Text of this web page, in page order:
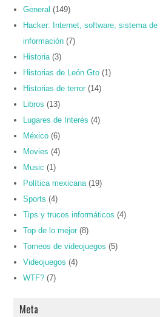
General (149)
Hacker: Internet, software, sistema
información (7)
Historia (3)
Historias de León Gto (1)
Historias de terror (14)
Libros (13)
Lugares de Interés (4)
México (6)
Movies (4)
Music (1)
Política mexicana (19)
Sports (4)
Tips y trucos informáticos (4)
Top de lo mejor (8)
Torneos de videojuegos (5)
Videojuegos (4)
WTF? (7)
Meta